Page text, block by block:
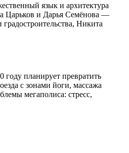
язык и архитектура
Царьков и Дарья Семёнова —
Никита
году планирует превратить
с зонами йоги, массажа
мегаполиса: стресс,